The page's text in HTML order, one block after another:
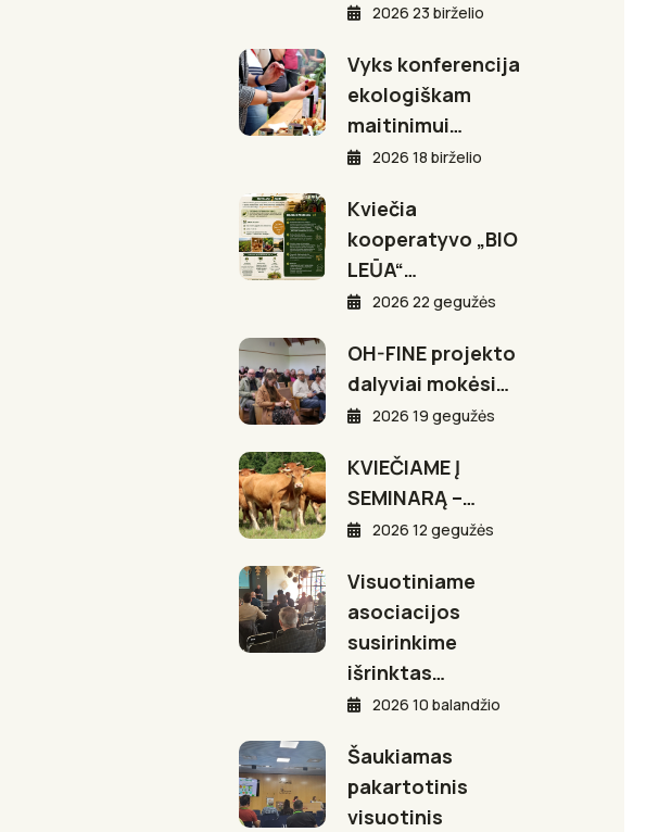
2026 23 birželio
Vyks konferencija
ekologiškam
maitinimui…
2026 18 birželio
Kviečia
kooperatyvo „BIO
LEŪA“…
2026 22 gegužės
OH-FINE projekto
dalyviai mokėsi…
2026 19 gegužės
KVIEČIAME Į
SEMINARĄ –…
2026 12 gegužės
Visuotiniame
asociacijos
susirinkime
išrinktas…
2026 10 balandžio
Šaukiamas
pakartotinis
visuotinis